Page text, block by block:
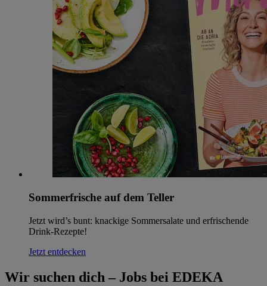
Sommerfrische auf dem Teller
Jetzt wird’s bunt: knackige Sommersalate und erfrischende
Drink-Rezepte!
Jetzt entdecken
Wir suchen dich – Jobs bei EDEKA